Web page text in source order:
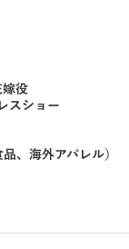
嫁役
スショー
、海外アパレル）